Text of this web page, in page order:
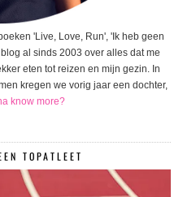
'Live, Love, Run', 'Ik heb geen
al sinds 2003 over alles dat me
eten tot reizen en mijn gezin. In
kregen we vorig jaar een dochter,
know more?
TOPATLEET